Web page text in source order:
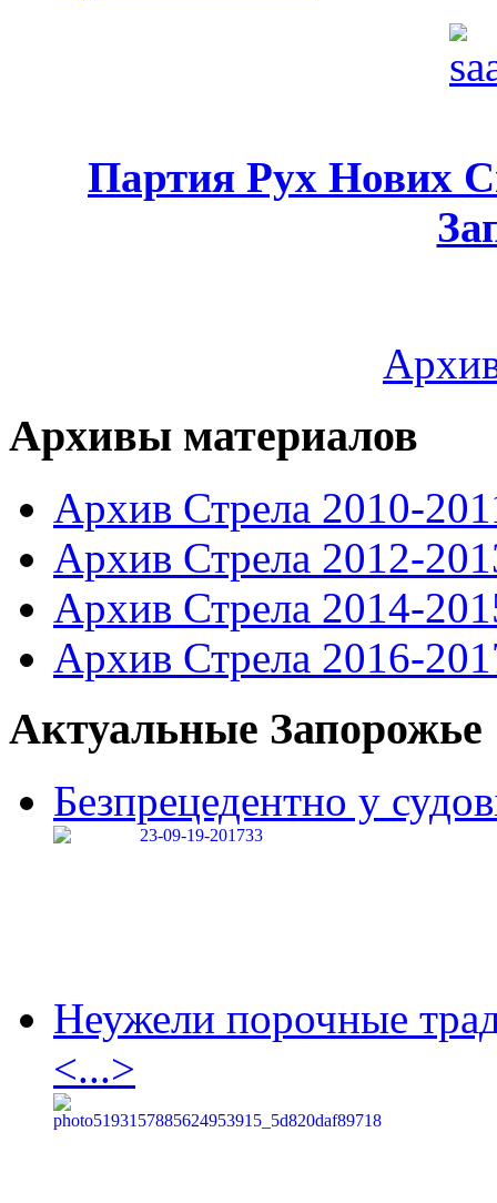
Партия Рух Нових
Архивы материалов
Архив Стрела 2010-
Архив Стрела 2012-
Архив Стрела 2014-
Архив Стрела 2016-
Актуальные Запорожье
Безпрецедентно у
Неужели порочные
<...>